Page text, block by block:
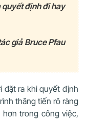
quyết định đi hay
giả Bruce Pfau
đặt ra khi quyết định
thăng tiến rõ ràng
trong công việc,